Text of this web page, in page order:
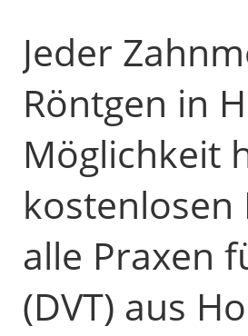
Jeder
Röntgen in
Möglichkeit
alle Praxen
(DVT) aus